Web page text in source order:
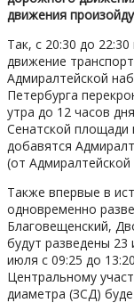
движения
Так, с 20:30 до
движение
Адмиралтейской
Петербурга
утра до 12 часов
Сенатской площади
добавятся
(от
Также впервые в
одновременно
Благовещенский,
будут разведены 23
июля с 09:25 до
Центральному
диаметра (ЗСД)